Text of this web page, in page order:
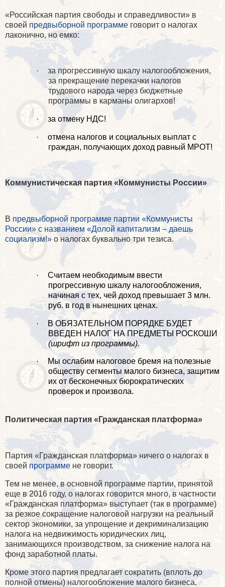
«Российская партия свободы и справедливости» в
своей предвыборной программе говорит о налогах
лаконично, но емко:
·
за прогрессивную шкалу налогообложения,
за прекращение перекачки налогов
трудового народа через бюджетные
программы в карманы олигархов!
· за отмену НДС!
·
отмена налогов и социальных выплат с
граждан, получающих доход равный МРОТ!
Коммунистическая партия «Коммунисты России»
В предвыборной программе партии «Коммунисты
России» с названием «Долой капитализм – даешь
социализм!» о налогах буквально три тезиса.
·
Считаем необходимым ввести
прогрессивную шкалу налогообложения,
начиная с тех, чей доход превышает 3 млн.
руб. в год в нынешних ценах.
·
В ОБЯЗАТЕЛЬНОМ ПОРЯДКЕ БУДЕТ
ВВЕДЕН НАЛОГ НА ПРЕДМЕТЫ РОСКОШИ
(шрифт из программы).
·
Мы ослабим налоговое бремя на полезные
обществу сегменты малого бизнеса, защитим
их от бесконечных бюрократических
проверок и произвола.
Политическая партия «Гражданская платформа»
Партия «Гражданская платформа» ничего о налогах в
своей программе не говорит.
Тем не менее, в основной программе партии, принятой
еще в 2016 году, о налогах говорится много, в частности
«Гражданская платформа» выступает (так в программе)
за резкое сокращение налоговой нагрузки на реальный
сектор экономики, за упрощение и декриминализацию
налога на недвижимость юридических лиц,
занимающихся производством, за снижение налога на
фонд заработной платы.
Кроме этого партия предлагает сократить (вплоть до
полной отмены) налогообложение малого бизнеса,